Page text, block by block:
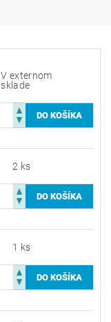
V externom
sklade
2 ks
1 ks